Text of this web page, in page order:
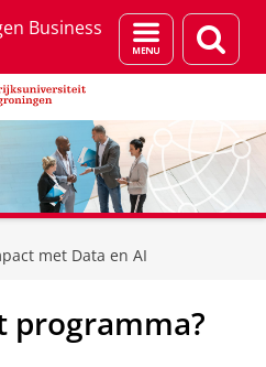
Business
Menu
en
met Data en AI
programma?